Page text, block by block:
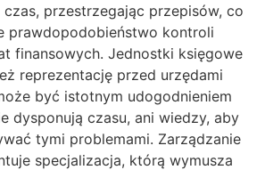
przestrzegając przepisów, co
prawdopodobieństwo kontroli
finansowych. Jednostki księgowe
reprezentację przed urzędami
być istotnym udogodnieniem
dysponują czasu, ani wiedzy, aby
tymi problemami. Zarządzanie
specjalizacja, którą wymusza